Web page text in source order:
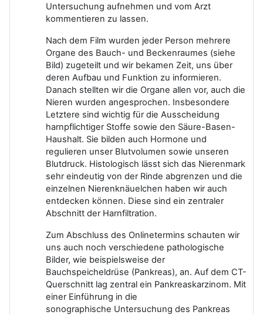
Untersuchung aufnehmen und vom Arzt
kommentieren zu lassen.
Nach dem Film wurden jeder Person mehrere
Organe des Bauch- und Beckenraumes (siehe
Bild) zugeteilt und wir bekamen Zeit, uns über
deren Aufbau und Funktion zu informieren.
Danach stellten wir die Organe allen vor, auch die
Nieren wurden angesprochen. Insbesondere
Letztere sind wichtig für die Ausscheidung
harnpflichtiger Stoffe sowie den Säure-Basen-
Haushalt. Sie bilden auch Hormone und
regulieren unser Blutvolumen sowie unseren
Blutdruck. Histologisch lässt sich das Nierenmark
sehr eindeutig von der Rinde abgrenzen und die
einzelnen Nierenknäuelchen haben wir auch
entdecken können. Diese sind ein zentraler
Abschnitt der Harnfiltration.
Zum Abschluss des Onlinetermins schauten wir
uns auch noch verschiedene pathologische
Bilder, wie beispielsweise der
Bauchspeicheldrüse (Pankreas), an. Auf dem CT-
Querschnitt lag zentral ein Pankreaskarzinom. Mit
einer Einführung in die
sonographische Untersuchung des Pankreas